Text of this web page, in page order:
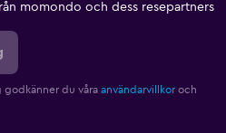
momondo och dess resepartners
godkänner du våra användarvillkor och